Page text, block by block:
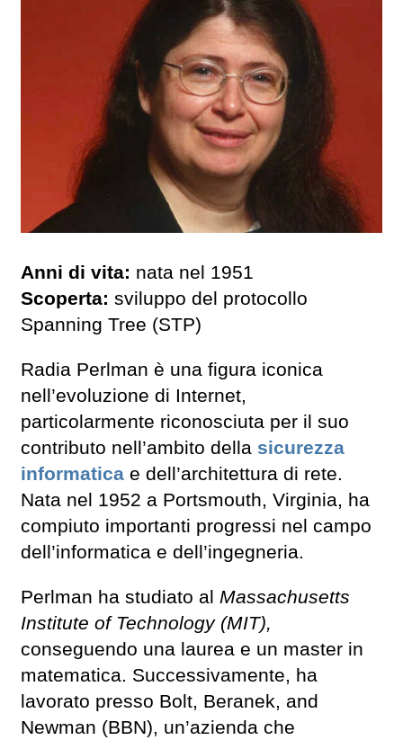
Anni di vita: nata nel 1951
Scoperta: sviluppo del protocollo
Spanning Tree (STP)
Radia Perlman è una figura iconica
nell’evoluzione di Internet,
particolarmente riconosciuta per il suo
contributo nell’ambito della sicurezza
informatica e dell’architettura di rete.
Nata nel 1952 a Portsmouth, Virginia, ha
compiuto importanti progressi nel campo
dell’informatica e dell’ingegneria.
Perlman ha studiato al Massachusetts
Institute of Technology (MIT),
conseguendo una laurea e un master in
matematica. Successivamente, ha
lavorato presso Bolt, Beranek, and
Newman (BBN), un’azienda che